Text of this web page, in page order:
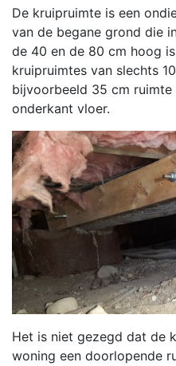
De kruipruimte is een
van de begane grond die
de 40 en de 80 cm hoog
kruipruimtes van slechts
bijvoorbeeld 35 cm
onderkant vloer.
Het is niet gezegd dat de
woning een doorlopende